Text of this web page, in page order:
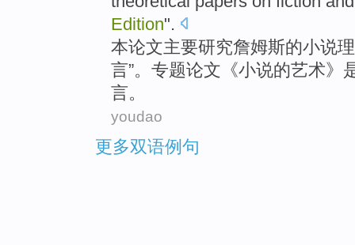
Edition".
本论文主要研究詹姆斯的小说
言”。专题论文《小说的艺术》
言。
youdao
更多双语例句